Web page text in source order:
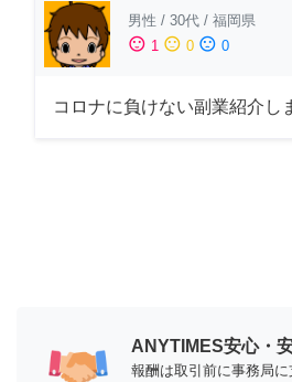
男性 / 30代 / 福岡県
sentiment_satisfied 1 sentiment_neutral 0 sentiment_dissatisfied 0
コロナに負けない副業紹介し
ANYTIMES安心・
報酬は取引前に事務局